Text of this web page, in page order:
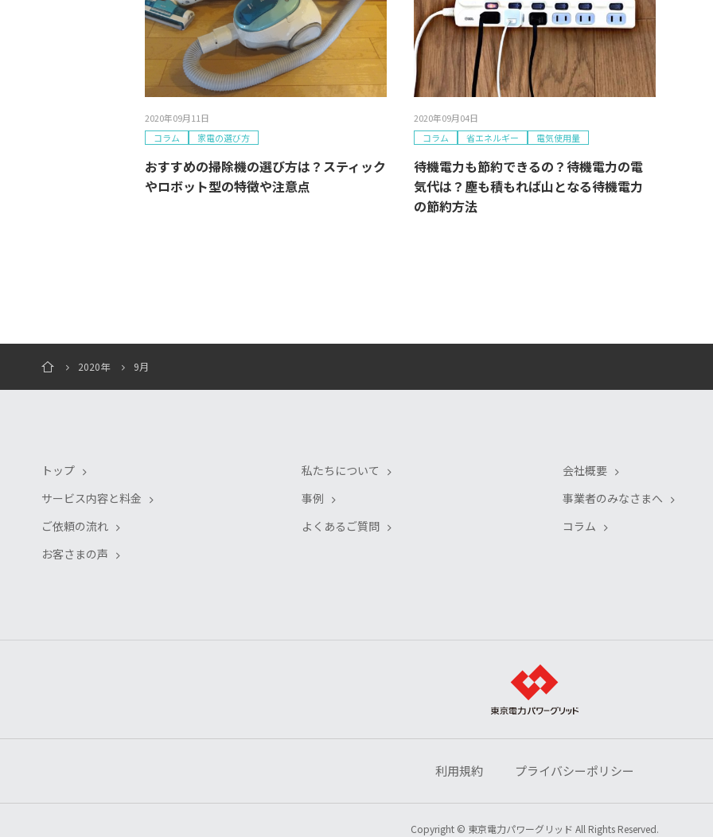
2020年09月11日
コラム
家電の選び方
おすすめの掃除機の選び方は？スティック
やロボット型の特徴や注意点
2020年09月04日
コラム
省エネルギー 電気使用量
待機電力も節約できるの？待機電力の電
気代は？塵も積もれば山となる待機電力
の節約方法
2020年 9月
トップ
サービス内容と料金
ご依頼の流れ
お客さまの声
私たちについて
事例
よくあるご質問
会社概要
事業者のみなさまへ
コラム
利用規約 プライバシーポリシー
Copyright © 東京電力パワーグリッド All Rights Reserved.